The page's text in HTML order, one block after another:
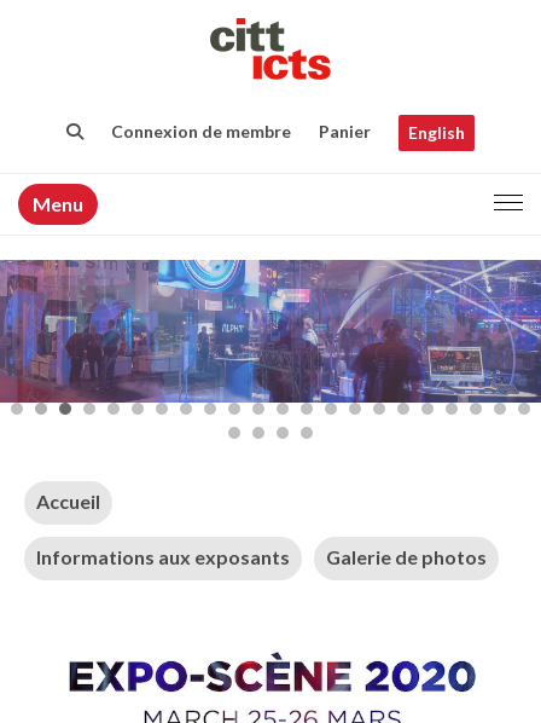
Connexion de membre Panier English
Menu
Accueil
Informations aux exposants Galerie de photos